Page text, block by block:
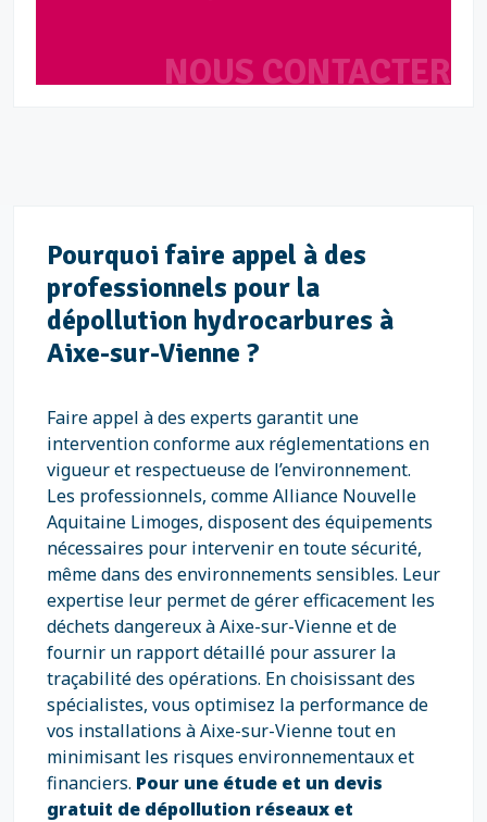
NOUS CONTACTER
Pourquoi faire appel à des
professionnels pour la
dépollution hydrocarbures à
Aixe-sur-Vienne ?
Faire appel à des experts garantit une
intervention conforme aux réglementations en
vigueur et respectueuse de l’environnement.
Les professionnels, comme Alliance Nouvelle
Aquitaine Limoges, disposent des équipements
nécessaires pour intervenir en toute sécurité,
même dans des environnements sensibles. Leur
expertise leur permet de gérer efficacement les
déchets dangereux à Aixe-sur-Vienne et de
fournir un rapport détaillé pour assurer la
traçabilité des opérations. En choisissant des
spécialistes, vous optimisez la performance de
vos installations à Aixe-sur-Vienne tout en
minimisant les risques environnementaux et
financiers. Pour une étude et un devis
gratuit de dépollution réseaux et